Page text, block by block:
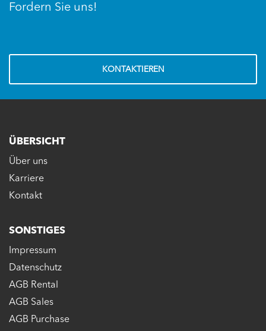
Fordern Sie uns!
KONTAKTIEREN
ÜBERSICHT
Über uns
Karriere
Kontakt
SONSTIGES
Impressum
Datenschutz
AGB Rental
AGB Sales
AGB Purchase